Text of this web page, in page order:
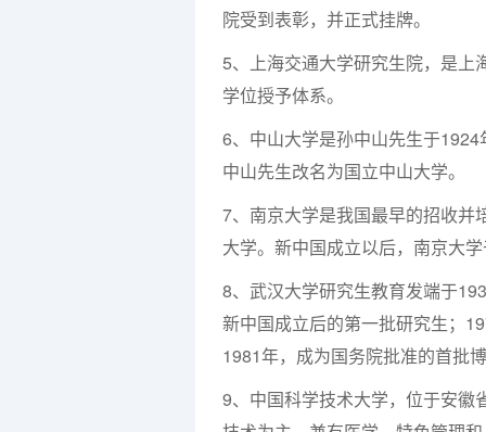
院受到表彰，并正式挂牌。
5、上海交通大学研究生院，是上
学位授予体系。
6、中山大学是孙中山先生于
中山先生改名为国立中山大学。
7、南京大学是我国最早的招收并
大学。新中国成立以后，南京大
8、武汉大学研究生教育发端于
新中国成立后的第一批研究生；
1981年，成为国务院批准的首批
9、中国科学技术大学，位于安徽